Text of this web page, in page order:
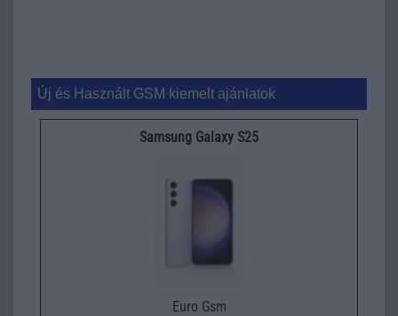
Új és Használt GSM kiemelt ajánlatok
Samsung Galaxy S25
Euro Gsm